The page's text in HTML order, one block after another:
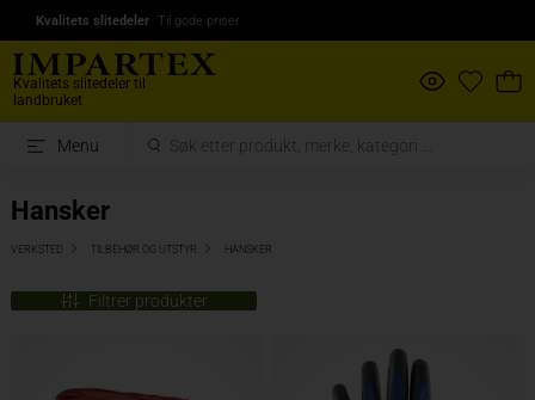
Kvalitets slitedeler Til gode priser
Kvalitets slitedeler til
landbruket
Menu
Hansker
VERKSTED TILBEHØR OG UTSTYR HANSKER
Filtrer produkter